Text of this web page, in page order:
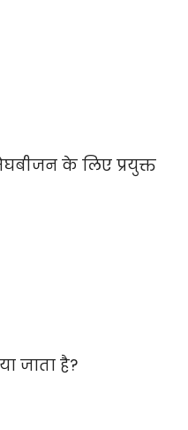
के लिए प्रयुक्त
जाता है?